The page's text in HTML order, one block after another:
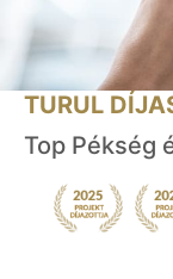
TURUL
Top Pékség